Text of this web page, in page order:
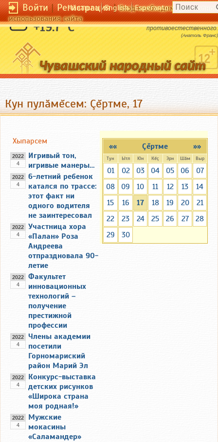
Войти|Регистрация|Вход необходим для
использования сайта
Чӑвашла English Esperanto
+19.7 °C
На свете нет ничего
противоестественного.
(Анатоль Франс)
Кун пулăмĕсем: Çĕртме, 17
»»
«« Çĕртме
Тун Ытл Юн Кĕç Эрн Шăм Выр
01 02 03 04 05 06
07
08
09 10 11 12 13
14
15
16 17 18 19 20
21
22
23 24 25 26 27
28
29
30
Хыпарсем
2022
4
Игривый тон,
игривые манеры…
2022
4
6-летний ребенок
катался по трассе:
этот факт ни
одного водителя
не заинтересовал
2022
4
Участница хора
«Палан» Роза
Андреева
отпраздновала 90-
летие
2022
4
Факультет
инновационных
технологий –
получение
престижной
профессии
2022
4
Члены академии
посетили
Горномариский
район Марий Эл
2022
4
Конкурс-выставка
детских рисунков
«Широка страна
моя родная!»
2022
4
Мужские
мокасины
«Саламандер»